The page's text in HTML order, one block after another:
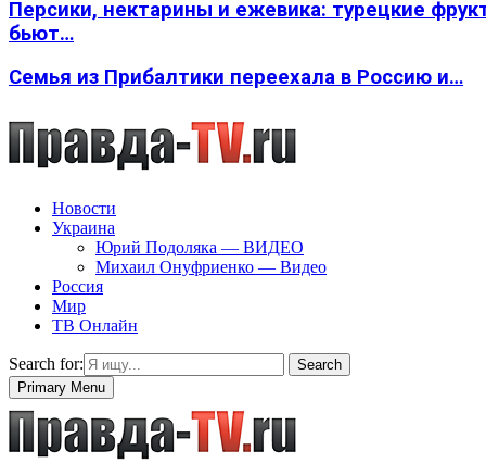
Персики, нектарины и ежевика: турецкие
бьют…
Семья из Прибалтики переехала в Россию и…
Новости
Украина
Юрий Подоляка — ВИДЕО
Михаил Онуфриенко — Видео
Россия
Мир
ТВ Онлайн
Search for:
Search
Primary Menu